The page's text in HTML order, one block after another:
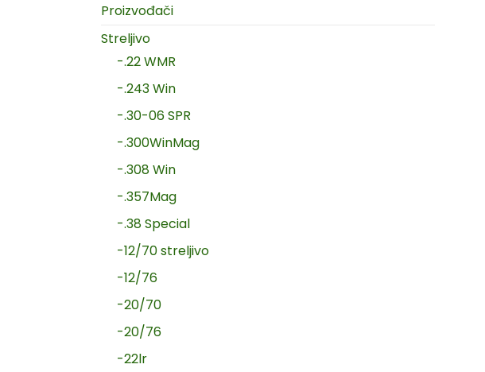
Proizvođači
Streljivo
-.22 WMR
-.243 Win
-.30-06 SPR
-.300WinMag
-.308 Win
-.357Mag
-.38 Special
-12/70 streljivo
-12/76
-20/70
-20/76
-22lr